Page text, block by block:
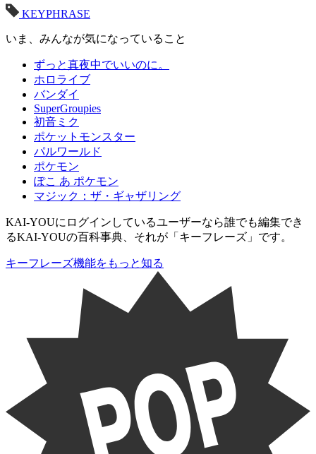
KEYPHRASE
いま、みんなが気になっていること
ずっと真夜中でいいのに。
ホロライブ
バンダイ
SuperGroupies
初音ミク
ポケットモンスター
パルワールド
ポケモン
ぽこ あ ポケモン
マジック：ザ・ギャザリング
KAI-YOUにログインしているユーザーなら誰でも編集でき
るKAI-YOUの百科事典、それが「 キーフレーズ 」です。
キーフレーズ機能をもっと知る